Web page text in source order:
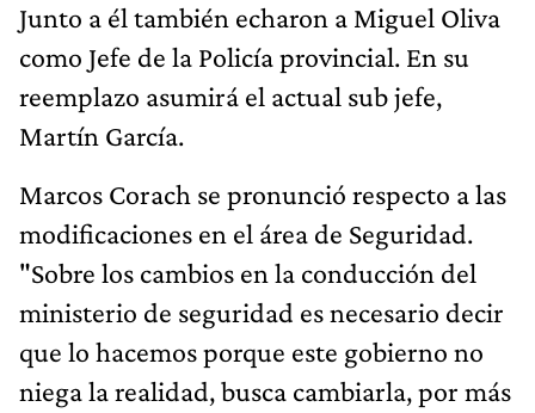
Junto a él también echaron a Miguel Oliva
como Jefe de la Policía provincial. En su
reemplazo asumirá el actual sub jefe,
Martín García.
Marcos Corach se pronunció respecto a las
modificaciones en el área de Seguridad.
"Sobre los cambios en la conducción del
ministerio de seguridad es necesario decir
que lo hacemos porque este gobierno no
niega la realidad, busca cambiarla, por más